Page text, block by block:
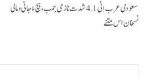
سعودی عرب اٹی 4.1 شدت نا زمی جمب، ہچ ءُ جانی و مالی
نسخان اس متنے